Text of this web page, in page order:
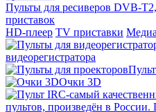
Пульты для ресиверов DVB-
приставок
HD-плеер TV приставки
видеорегистратора
Очки 3D